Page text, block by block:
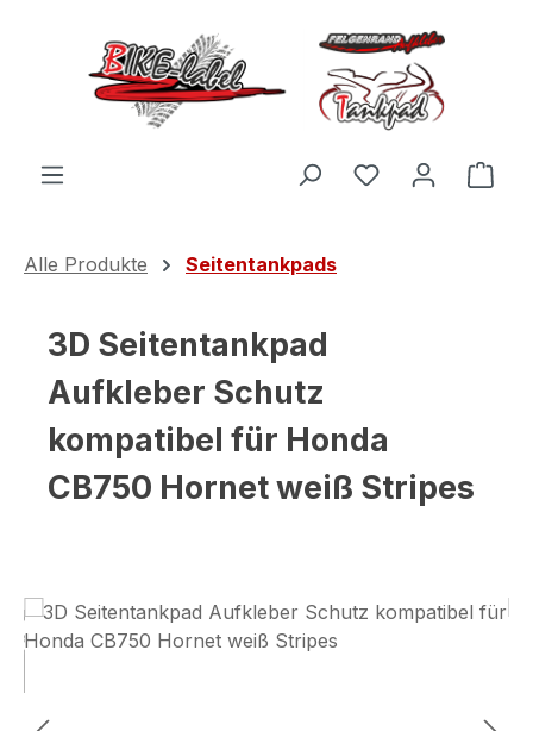
Zum Hauptinhalt springen
Du hast 0
Alle Produkte Seitentankpads
3D Seitentankpad
Aufkleber Schutz
kompatibel für Honda
CB750 Hornet weiß Stripes
Bildergalerie überspringen